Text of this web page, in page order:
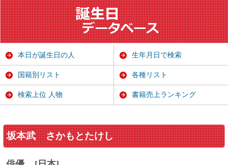
坂本武 さかもとたけし
本日が誕生日の人 生年月日で検索
国籍別リスト 各種リスト
検索上位 人物 書籍売上ランキング